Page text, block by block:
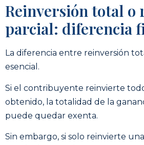
Reinversión total o
parcial: diferencia
La diferencia entre reinversión
esencial.
Si el contribuyente reinvierte
obtenido, la totalidad de la
puede quedar exenta.
Sin embargo, si solo reinvierte